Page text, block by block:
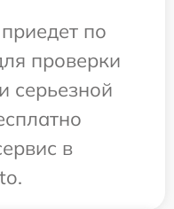
по
проверки
серьезной
в